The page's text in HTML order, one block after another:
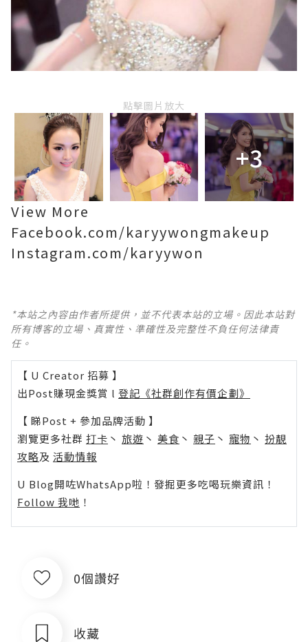
點擊圖片放大
+3
View More
Facebook.com/karyywongmakeup
Instagram.com/karyywon
*本站之內容由作者所提供，並不代表本站的立場。因此本站對
所有博客的立場、真實性、準確性及完整性不負任何法律責
任。
【 U Creator 招募 】
出Post賺現金獎賞 l 登記《社群創作有價企劃》
【 睇Post + 參加品牌活動 】
瀏覽更多社群 打卡 丶 旅遊 丶 美食 丶 親子 丶 寵物 丶 扮靚
攻略及 活動情報
U Blog開咗WhatsApp啦！發掘更多吃喝玩樂資訊！
Follow 我哋 ！
0個讚好
收藏